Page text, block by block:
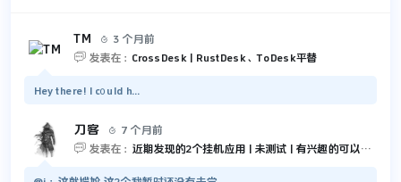
TM 
3 个月前
 发表在： CrossDesk | RustDesk、ToDesk平替
Hey there! I c᧐uld h...
刀客 
7 个月前
 发表在： 近期发现的2个挂机应用 | 未测试 | 有兴趣的可以尝试一下